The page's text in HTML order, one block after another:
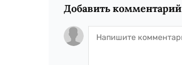
Добавить комментарий